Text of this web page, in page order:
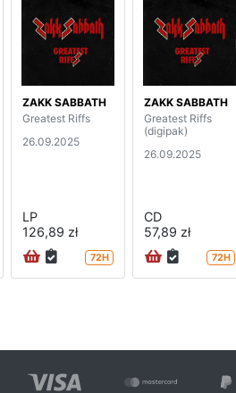
ZAKK SABBATH
Greatest Riffs
26.09.2025
LP
126,89 zł
72H
ZAKK SABBATH
Greatest Riffs
(digipak)
26.09.2025
CD
57,89 zł
72H